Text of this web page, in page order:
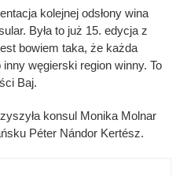
kolejnej odsłony wina
Była to już 15. edycja z
bowiem taka, że każda
węgierski region winny. To
Baj.
konsul Monika Molnar
Péter Nándor Kertész.